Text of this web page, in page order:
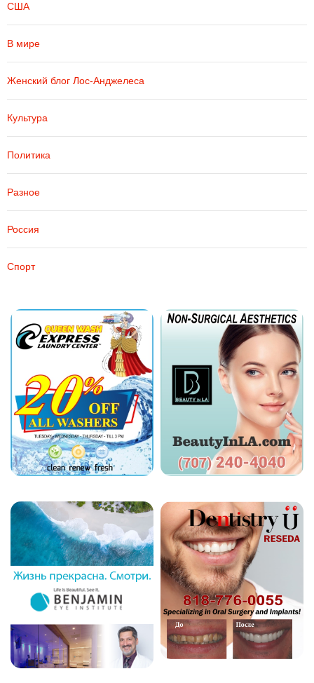
США
В мире
Женский блог Лос-Анджелеса
Культура
Политика
Разное
Россия
Спорт